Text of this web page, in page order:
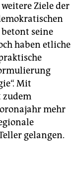
Ziele der
seine
haben etliche
Mit
zudem
mehr
gelangen.